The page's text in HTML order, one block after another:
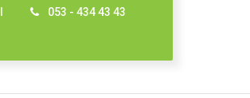
053 - 434 43 43